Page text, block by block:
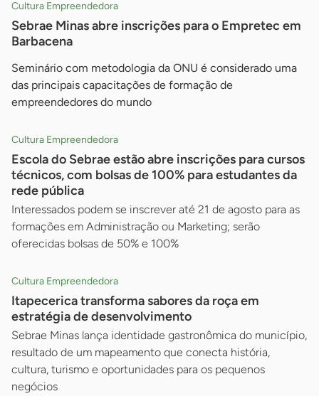
Cultura Empreendedora
Sebrae Minas abre inscrições para o Empretec em
Barbacena
Seminário com metodologia da ONU é considerado uma
das principais capacitações de formação de
empreendedores do mundo
Cultura Empreendedora
Escola do Sebrae estão abre inscrições para cursos
técnicos, com bolsas de 100% para estudantes da
rede pública
Interessados podem se inscrever até 21 de agosto para as
formações em Administração ou Marketing; serão
oferecidas bolsas de 50% e 100%
Cultura Empreendedora
Itapecerica transforma sabores da roça em
estratégia de desenvolvimento
Sebrae Minas lança identidade gastronômica do município,
resultado de um mapeamento que conecta história,
cultura, turismo e oportunidades para os pequenos
negócios